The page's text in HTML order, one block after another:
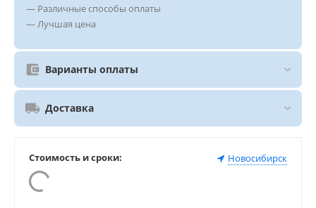
— Различные способы оплаты
— Лучшая цена
Варианты оплаты
Доставка
Стоимость и сроки: Новосибирск